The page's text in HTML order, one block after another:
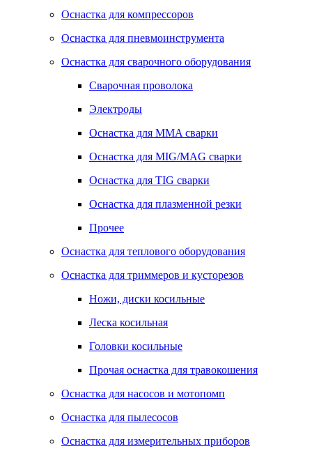
Оснастка для компрессоров
Оснастка для пневмоинструмента
Оснастка для сварочного оборудования
Сварочная проволока
Электроды
Оснастка для MMA сварки
Оснастка для MIG/MAG сварки
Оснастка для TIG сварки
Оснастка для плазменной резки
Прочее
Оснастка для теплового оборудования
Оснастка для триммеров и кусторезов
Ножи, диски косильные
Леска косильная
Головки косильные
Прочая оснастка для травокошения
Оснастка для насосов и мотопомп
Оснастка для пылесосов
Оснастка для измерительных приборов